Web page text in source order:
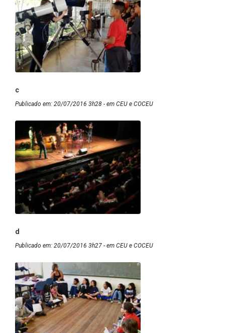
c
Publicado em: 20/07/2016 3h28 - em CEU e COCEU
d
Publicado em: 20/07/2016 3h27 - em CEU e COCEU